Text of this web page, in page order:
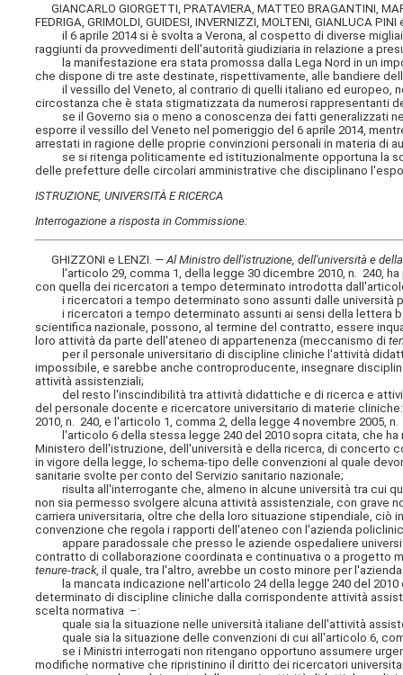
GIANCARLO GIORGETTI, PRATAVIERA, MATTEO BRAGANTINI,
FEDRIGA, GRIMOLDI, GUIDESI, INVERNIZZI, MOLTENI, GIANLUCA
il 6 aprile 2014 si è svolta a Verona, al cospetto di diverse
raggiunti da provvedimenti dell'autorità giudiziaria in relazione a
la manifestazione era stata promossa dalla Lega Nord in un
che dispone di tre aste destinate, rispettivamente, alle bandiere
il vessillo del Veneto, al contrario di quelli italiano ed europeo,
circostanza che è stata stigmatizzata da numerosi rappresentanti
se il Governo sia o meno a conoscenza dei fatti generalizzati
esporre il vessillo del Veneto nel pomeriggio del 6 aprile 2014,
arrestati in ragione delle proprie convinzioni personali in materia di
se si ritenga politicamente ed istituzionalmente opportuna la
delle prefetture delle circolari amministrative che disciplinano
ISTRUZIONE, UNIVERSITÀ E RICERCA
Interrogazione a risposta in Commissione:
GHIZZONI e LENZI. —Al Ministro dell'istruzione, dell'università e
l'articolo 29, comma 1, della legge 30 dicembre 2010, n. 240, ha
con quella dei ricercatori a tempo determinato introdotta
i ricercatori a tempo determinato sono assunti dalle università
i ricercatori a tempo determinato assunti ai sensi della lettera
scientifica nazionale, possono, al termine del contratto, essere
loro attività da parte dell'ateneo di appartenenza (meccanismo di
per il personale universitario di discipline cliniche l'attività
impossibile, e sarebbe anche controproducente, insegnare
attività assistenziali;
del resto l'inscindibilità tra attività didattiche e di ricerca e
del personale docente e ricercatore universitario di materie
2010, n. 240, e l'articolo 1, comma 2, della legge 4 novembre 2005, n.
l'articolo 6 della stessa legge 240 del 2010 sopra citata, che ha
Ministero dell'istruzione, dell'università e della ricerca, di concerto
in vigore della legge, lo schema-tipo delle convenzioni al quale
sanitarie svolte per conto del Servizio sanitario nazionale;
risulta all'interrogante che, almeno in alcune università tra cui
non sia permesso svolgere alcuna attività assistenziale, con grave
carriera universitaria, oltre che della loro situazione stipendiale,
convenzione che regola i rapporti dell'ateneo con l'azienda
appare paradossale che presso le aziende ospedaliere
contratto di collaborazione coordinata e continuativa o a progetto
tenure-track, il quale, tra l'altro, avrebbe un costo minore per
la mancata indicazione nell'articolo 24 della legge 240 del
determinato di discipline cliniche dalla corrispondente attività
scelta normativa –:
quale sia la situazione nelle università italiane dell'attività
quale sia la situazione delle convenzioni di cui all'articolo 6,
se i Ministri interrogati non ritengano opportuno assumere
modifiche normative che ripristinino il diritto dei ricercatori